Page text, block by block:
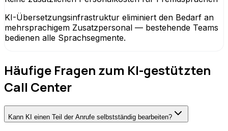
KI-Übersetzungsinfrastruktur eliminiert den Bedarf an
mehrsprachigem Zusatzpersonal — bestehende Teams
bedienen alle Sprachsegmente.
Häufige Fragen zum KI-gestützten
Call Center
Kann KI einen Teil der Anrufe selbstständig bearbeiten?